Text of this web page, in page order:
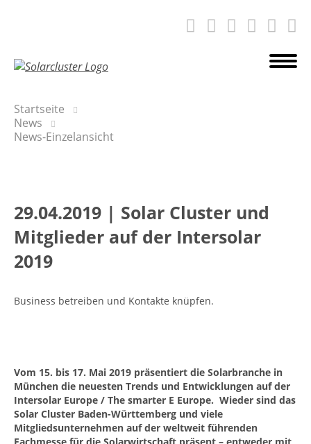
Startseite
News
News-Einzelansicht
29.04.2019 | Solar Cluster und
Mitglieder auf der Intersolar
2019
Business betreiben und Kontakte knüpfen.
Vom 15. bis 17. Mai 2019 präsentiert die Solarbranche in
München die neuesten Trends und Entwicklungen auf der
Intersolar Europe / The smarter E Europe. Wieder sind das
Solar Cluster Baden-Württemberg und viele
Mitgliedsunternehmen auf der weltweit führenden